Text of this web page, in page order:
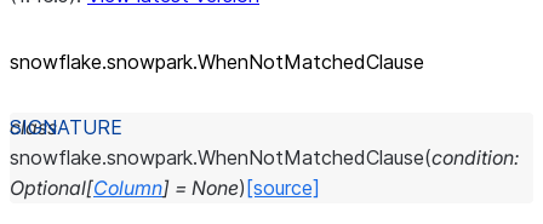
snowflake.snowpark.WhenNotMatchedClause
class
snowflake.snowpark.WhenNotMatchedClause(condition:
Optional[Column] = None) [source]